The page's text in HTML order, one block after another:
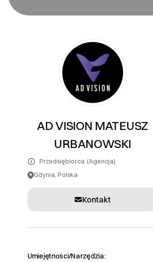
PR
Systemy teleinformatyczne
Tłumaczenia
Inne usługi
AD VISION MATEUSZ
URBANOWSKI
Przedsiębiorca (Agencja)
Gdynia, Polska
Kontakt
Umiejętności/Narzędzia: